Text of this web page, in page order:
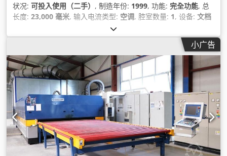
状况: 可投入使用（二手） , 制造年份: 1999, 功能: 完全功能, 总
长度: 23,000 毫米, 输入电流类型: 空调, 腔室数量: 1, 设备: 文档
小广告